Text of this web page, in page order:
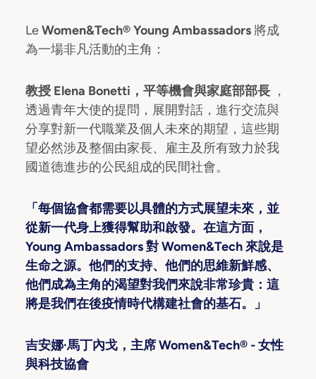
LeWomen&Tech® Young Ambassadors 將成
為一場非凡活動的主角：
教授 Elena Bonetti，平等機會與家庭部部長 ，
透過青年大使的提問，展開對話，進行交流與
分享對新一代職業及個人未來的期望，這些期
望必然涉及整個由家長、雇主及所有致力於我
國道德進步的公民組成的民間社會。
「每個協會都需要以具體的方式展望未來，並
從新一代身上獲得幫助和啟發。在這方面，
Young Ambassadors 對 Women&Tech 來說是
生命之源。他們的支持、他們的思維新鮮感、
他們成為主角的渴望對我們來說非常珍貴：這
將是我們在後疫情時代構建社會的基石。」
吉安娜·馬丁內戈，主席Women&Tech® -女性
與科技協會